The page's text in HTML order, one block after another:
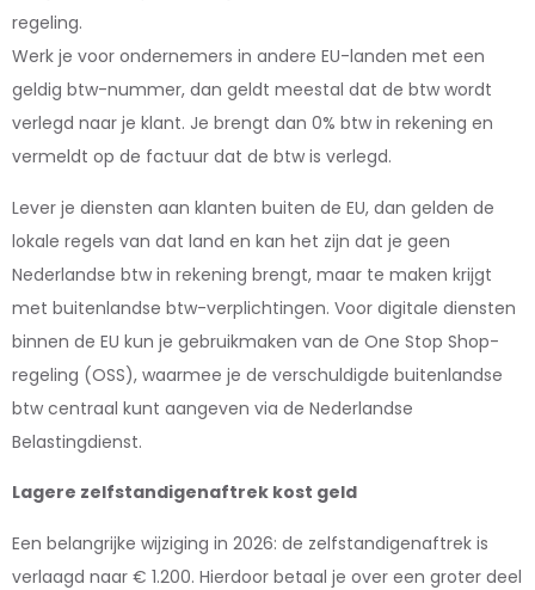
regeling.
Werk je voor ondernemers in andere EU-landen met een
geldig btw-nummer, dan geldt meestal dat de btw wordt
verlegd naar je klant. Je brengt dan 0% btw in rekening en
vermeldt op de factuur dat de btw is verlegd.
Lever je diensten aan klanten buiten de EU, dan gelden de
lokale regels van dat land en kan het zijn dat je geen
Nederlandse btw in rekening brengt, maar te maken krijgt
met buitenlandse btw-verplichtingen. Voor digitale diensten
binnen de EU kun je gebruikmaken van de One Stop Shop-
regeling (OSS), waarmee je de verschuldigde buitenlandse
btw centraal kunt aangeven via de Nederlandse
Belastingdienst.
Lagere zelfstandigenaftrek kost geld
Een belangrijke wijziging in 2026: de zelfstandigenaftrek is
verlaagd naar € 1.200. Hierdoor betaal je over een groter deel